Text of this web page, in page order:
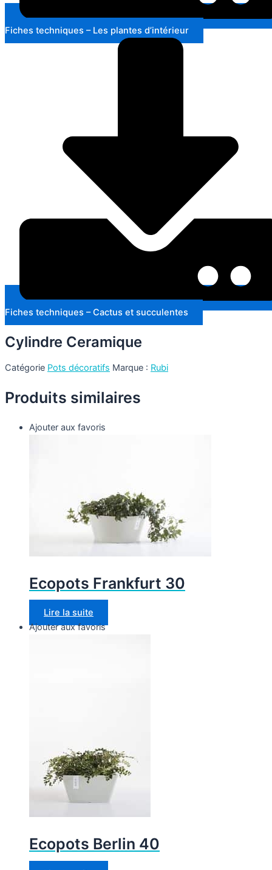
Fiches techniques – Les plantes d’intérieur
Fiches techniques – Cactus et succulentes
Cylindre Ceramique
Catégorie Pots décoratifs Marque : Rubi
Produits similaires
Ajouter aux favoris
Ecopots Frankfurt 30
Lire la suite
Ajouter aux favoris
Ecopots Berlin 40